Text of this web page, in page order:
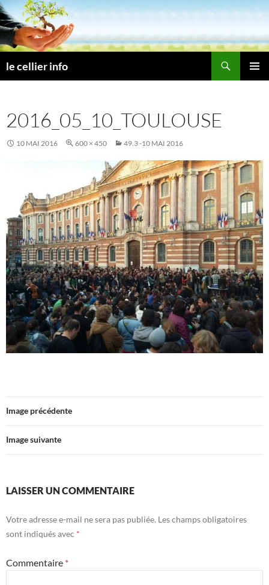
Aller
au
contenu
le cellier info
2016_05_10_TOULOUSE
10 MAI 2016 600 × 450 49.3 -10 MAI 2016
Image précédente
Image suivante
LAISSER UN COMMENTAIRE
Votre adresse e-mail ne sera pas publiée. Les champs obligatoires
sont indiqués avec *
Commentaire *